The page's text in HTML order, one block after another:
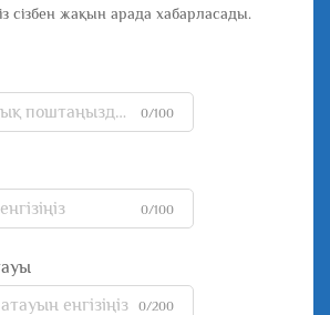
сізбен жақын арада хабарласады.
0/100
0/100
0/200